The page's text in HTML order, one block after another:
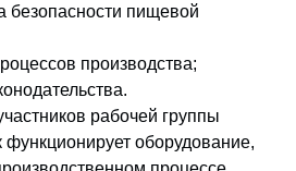
безопасности пищевой
производства;
рабочей группы
функционирует оборудование,